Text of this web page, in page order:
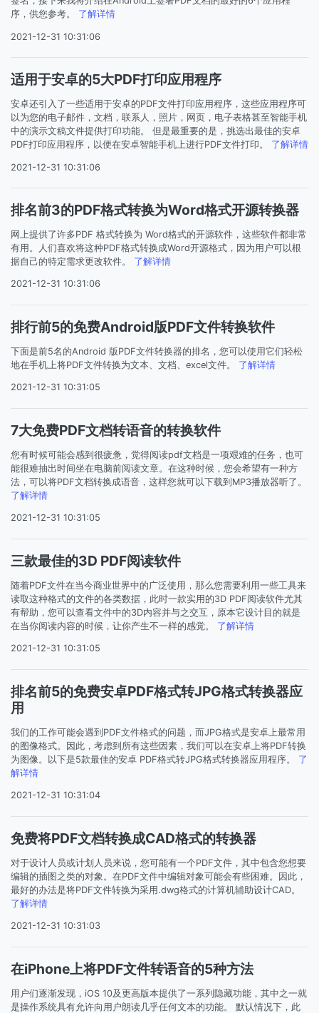
序，供您参考。 了解详情
2021-12-31 10:31:06
适用于安卓的5大PDF打印应用程序
安卓还引入了一些适用于安卓的PDF文件打印应用程序，这些应用程序可
以为您的电子邮件，文档，联系人，照片，网页，电子表格甚至智能手机
中的演示文稿文件提供打印功能。 但是最重要的是，挑选出最佳的安卓
PDF打印应用程序，以便在安卓智能手机上进行PDF文件打印。 了解详情
2021-12-31 10:31:06
排名前3的PDF格式转换为Word格式开源转换器
网上提供了许多PDF 格式转换为 Word格式的开源软件，这些软件都非常
有用。人们喜欢将这种PDF格式转换成Word开源格式，因为用户可以根
据自己的特定需求更改软件。 了解详情
2021-12-31 10:31:06
排行前5的免费Android版PDF文件转换软件
下面是前5名的Android 版PDF文件转换器的排名，您可以使用它们轻松
地在手机上将PDF文件转换为文本、文档、excel文件。 了解详情
2021-12-31 10:31:05
7大免费PDF文档转语音的转换软件
您有时候可能会感到很疲惫，觉得阅读pdf文档是一项艰难的任务，也可
能很难抽出时间坐在电脑前阅读文章。在这种时候，您会希望有一种方
法，可以将PDF文档转换成语音，这样您就可以下载到MP3播放器听了。
了解详情
2021-12-31 10:31:05
三款最佳的3D PDF阅读软件
随着PDF文件在当今商业世界中的广泛使用，那么您需要利用一些工具来
读取这种格式的文件的各类数据，此时一款实用的3D PDF阅读软件尤其
有帮助，您可以查看文件中的3D内容并与之交互，原本它设计目的就是
在当你阅读内容的时候，让你产生不一样的感觉。 了解详情
2021-12-31 10:31:05
排名前5的免费安卓PDF格式转JPG格式转换器应
用
我们的工作可能会遇到PDF文件格式的问题，而JPG格式是安卓上最常用
的图像格式。因此，考虑到所有这些因素，我们可以在安卓上将PDF转换
为图像。以下是5款最佳的安卓 PDF格式转JPG格式转换器应用程序。 了
解详情
2021-12-31 10:31:04
免费将PDF文档转换成CAD格式的转换器
对于设计人员或计划人员来说，您可能有一个PDF文件，其中包含您想要
编辑的插图之类的对象。在PDF文件中编辑对象可能会有些困难。因此，
最好的办法是将PDF文件转换为采用.dwg格式的计算机辅助设计CAD。
了解详情
2021-12-31 10:31:03
在iPhone上将PDF文件转语音的5种方法
用户们逐渐发现，iOS 10及更高版本提供了一系列隐藏功能，其中之一就
是操作系统具有允许向用户朗读几乎任何文本的功能。 默认情况下，此